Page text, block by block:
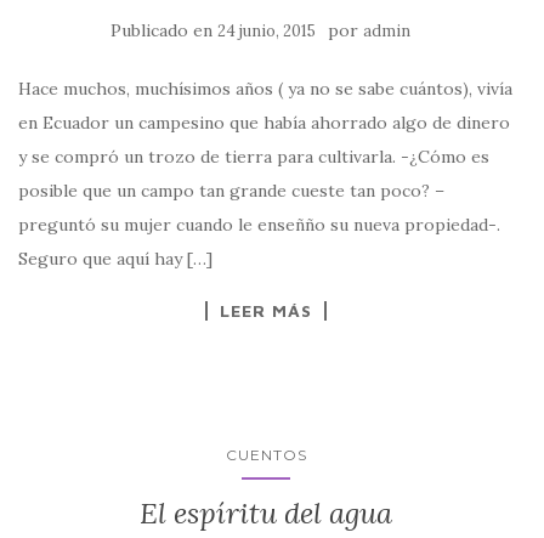
Publicado en 24 junio, 2015 por admin
Hace muchos, muchísimos años ( ya no se sabe cuántos), vivía
en Ecuador un campesino que había ahorrado algo de dinero
y se compró un trozo de tierra para cultivarla. -¿Cómo es
posible que un campo tan grande cueste tan poco? –
preguntó su mujer cuando le enseñño su nueva propiedad-.
Seguro que aquí hay […]
LEER MÁS
CUENTOS
El espíritu del agua